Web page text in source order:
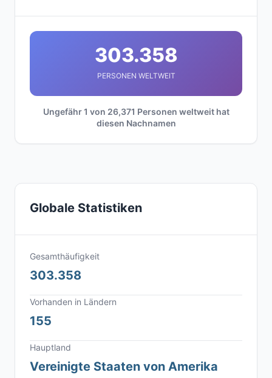
303.358
PERSONEN WELTWEIT
Ungefähr 1 von 26,371 Personen weltweit hat
diesen Nachnamen
Globale Statistiken
Gesamthäufigkeit
303.358
Vorhanden in Ländern
155
Hauptland
Vereinigte Staaten von Amerika